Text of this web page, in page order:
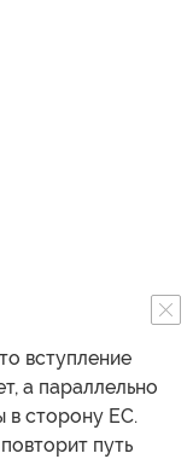
вступление
а параллельно
в сторону ЕС.
путь